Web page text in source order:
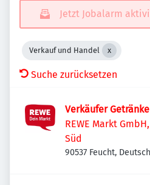
Jetzt Jobalarm
Verkauf und Handel
Suche zurücksetzen
Verkäufer
REWE Markt
Süd
90537 Feucht,